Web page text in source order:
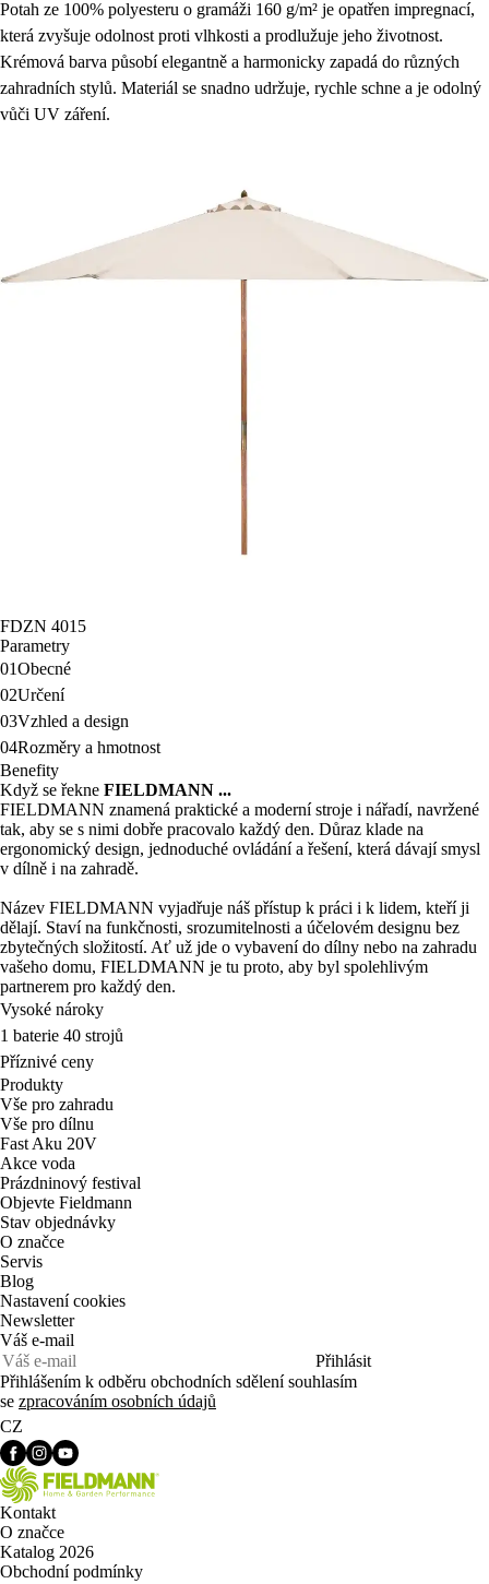
Potah ze 100% polyesteru o gramáži 160 g/m² je opatřen impregnací,
která zvyšuje odolnost proti vlhkosti a prodlužuje jeho životnost.
Krémová barva působí elegantně a harmonicky zapadá do různých
zahradních stylů. Materiál se snadno udržuje, rychle schne a je odolný
vůči UV záření.
FDZN 4015
Parametry
01Obecné
02Určení
03Vzhled a design
04Rozměry a hmotnost
Benefity
Když se řekne FIELDMANN ...
FIELDMANN znamená praktické a moderní stroje i nářadí, navržené
tak, aby se s nimi dobře pracovalo každý den. Důraz klade na
ergonomický design, jednoduché ovládání a řešení, která dávají smysl
v dílně i na zahradě.
Název FIELDMANN vyjadřuje náš přístup k práci i k lidem, kteří ji
dělají. Staví na funkčnosti, srozumitelnosti a účelovém designu bez
zbytečných složitostí. Ať už jde o vybavení do dílny nebo na zahradu
vašeho domu, FIELDMANN je tu proto, aby byl spolehlivým
partnerem pro každý den.
Vysoké nároky
1 baterie 40 strojů
Příznivé ceny
Produkty
Vše pro zahradu
Vše pro dílnu
Fast Aku 20V
Akce voda
Prázdninový festival
Objevte Fieldmann
Stav objednávky
O značce
Servis
Blog
Nastavení cookies
Newsletter
Váš e-mail
Přihlásit
Přihlášením k odběru obchodních sdělení souhlasím
se zpracováním osobních údajů
CZ
Kontakt
O značce
Katalog 2026
Obchodní podmínky